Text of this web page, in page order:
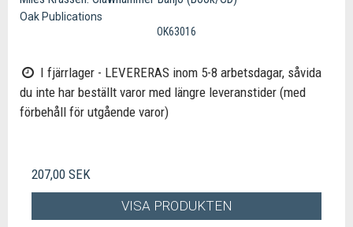
Oak Publications
OK63016
I fjärrlager - LEVERERAS inom 5-8 arbetsdagar, såvida
du inte har beställt varor med längre leveranstider (med
förbehåll för utgående varor)
207,00 SEK
VISA PRODUKTEN